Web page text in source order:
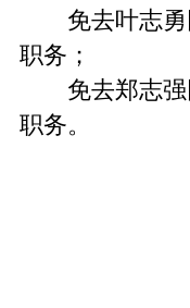
免去叶志勇
职务；
免去郑志强
职务。